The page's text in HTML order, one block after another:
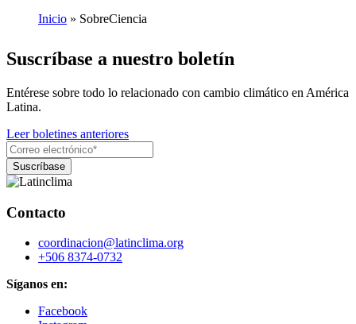
de
Inicio SobreCiencia
Suscríbase a nuestro boletín
Entérese sobre todo lo relacionado con cambio climático en América
Latina.
Leer boletines anteriores
Contacto
coordinacion@latinclima.org
+506 8374-0732
Síganos en:
Facebook